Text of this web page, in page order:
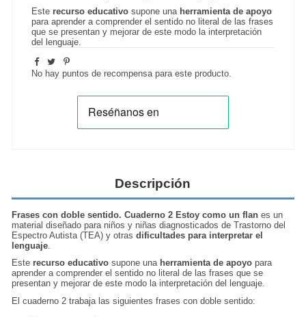
Este recurso educativo supone una herramienta de apoyo
para aprender a comprender el sentido no literal de las frases
que se presentan y mejorar de este modo la interpretación
del lenguaje.
No hay puntos de recompensa para este producto.
Descripción
Frases con doble sentido. Cuaderno 2 Estoy como un flan es un
material diseñado para niños y niñas diagnosticados de Trastorno del
Espectro Autista (TEA) y otrasdificultades para interpretar el
lenguaje.
Este recurso educativo supone una herramienta de apoyo para
aprender a comprender el sentido no literal de las frases que se
presentan y mejorar de este modo la interpretación del lenguaje.
El cuaderno 2 trabaja las siguientes frases con doble sentido: